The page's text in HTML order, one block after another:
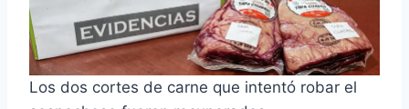
Los dos cortes de carne que intentó robar el